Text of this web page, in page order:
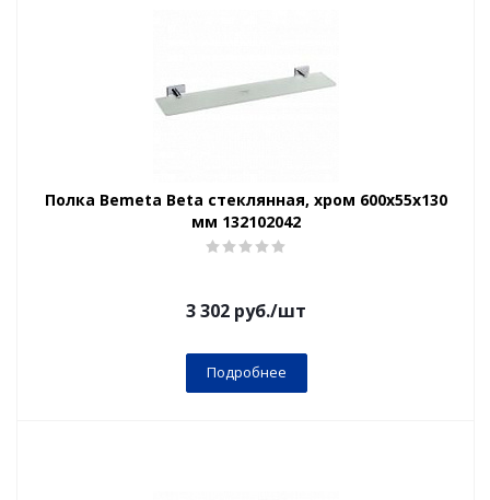
Полка Bemeta Beta стеклянная, хром 600x55x130
мм 132102042
3 302 руб./шт
Подробнее